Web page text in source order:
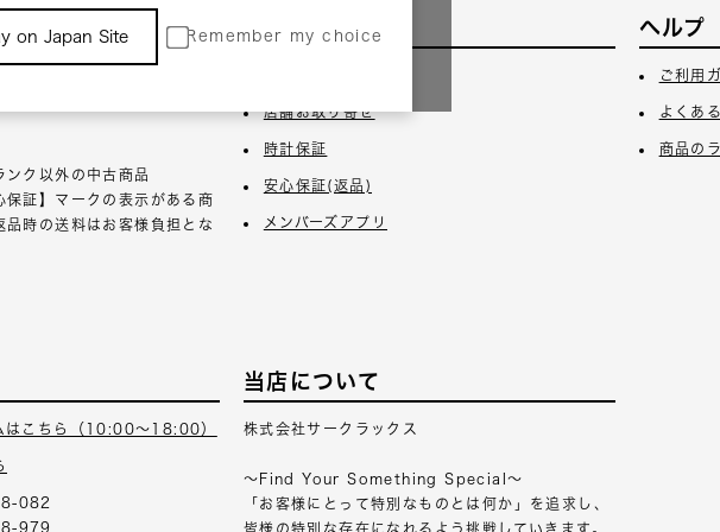
on Japan Site Remember my choice
ンク以外の中古商品
保証】マークの表示がある商
品時の送料はお客様負担とな
サービス
店舗お取り寄せ
時計保証
安心保証(返品)
メンバーズアプリ
ヘルプ
ご利用
よくあ
商品の
はこちら（10:00～18:00）
082
979
当店について
株式会社サークラックス
～Find Your Something Special～
「お客様にとって特別なものとは何か」を追求し、
皆様の特別な存在になれるよう挑戦していきます。